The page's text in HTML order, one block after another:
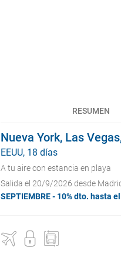
RESUMEN
Nueva York, Las
EEUU, 18 días
A tu aire con estancia en playa
Salida el 20/9/2026 desde
SEPTIEMBRE - 10% dto. hasta